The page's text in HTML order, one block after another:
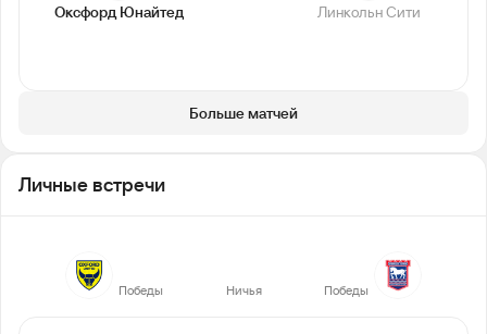
Оксфорд Юнайтед Линкольн Сити
Больше матчей
Личные встречи
Победы Ничья Победы